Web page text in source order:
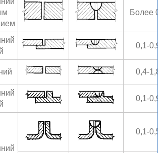
Более 0,8
0,1-0,9
0,4-1,8
0,1-0,9
0,1-0,5